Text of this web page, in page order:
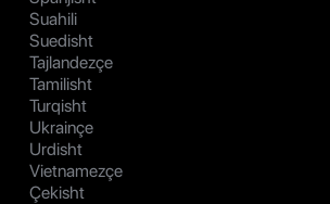
Suahili
Suedisht
Tajlandezçe
Tamilisht
Turqisht
Ukrainçe
Urdisht
Vietnamezçe
Çekisht